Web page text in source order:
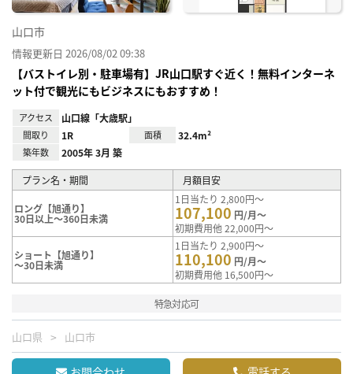
山口市
情報更新日 2026/08/02 09:38
【バストイレ別・駐車場有】JR山口駅すぐ近く！無料インターネ
ット付で観光にもビジネスにもおすすめ！
アクセス 山口線「大歳駅」
間取り 1R 面積 32.4m²
築年数 2005年 3月 築
プラン名・期間 月額目安
ロング【旭通り】
30日以上～360日未満
1日当たり 2,800円～
107,100 円/月～
初期費用他 22,000円～
ショート【旭通り】
～30日未満
1日当たり 2,900円～
110,100 円/月～
初期費用他 16,500円～
特急対応可
山口県 山口市